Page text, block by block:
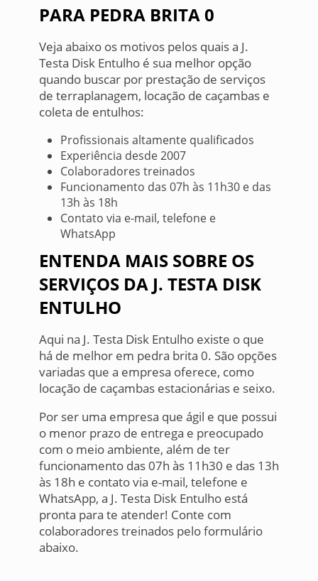
PARA PEDRA BRITA 0
Veja abaixo os motivos pelos quais a J.
Testa Disk Entulho é sua melhor opção
quando buscar por prestação de serviços
de terraplanagem, locação de caçambas e
coleta de entulhos:
Profissionais altamente qualificados
Experiência desde 2007
Colaboradores treinados
Funcionamento das 07h às 11h30 e das
13h às 18h
Contato via e-mail, telefone e
WhatsApp
ENTENDA MAIS SOBRE OS
SERVIÇOS DA J. TESTA DISK
ENTULHO
Aqui na J. Testa Disk Entulho existe o que
há de melhor em pedra brita 0. São opções
variadas que a empresa oferece, como
locação de caçambas estacionárias e seixo.
Por ser uma empresa que ágil e que possui
o menor prazo de entrega e preocupado
com o meio ambiente, além de ter
funcionamento das 07h às 11h30 e das 13h
às 18h e contato via e-mail, telefone e
WhatsApp, a J. Testa Disk Entulho está
pronta para te atender! Conte com
colaboradores treinados pelo formulário
abaixo.